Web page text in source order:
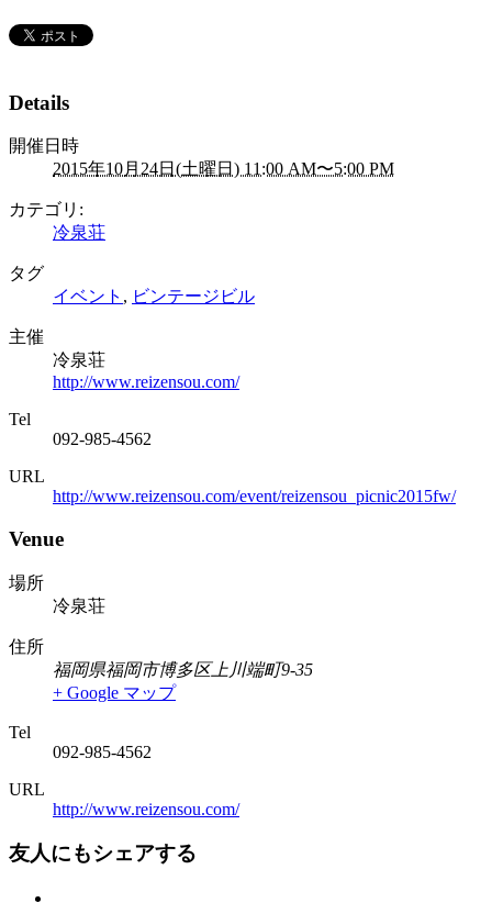
Details
開催日時
2015年10月24日(土曜日) 11:00 AM〜5:00 PM
カテゴリ:
冷泉荘
タグ
イベント , ビンテージビル
主催
冷泉荘
http://www.reizensou.com/
Tel
092-985-4562
URL
http://www.reizensou.com/event/reizensou_picnic2015fw/
Venue
場所
冷泉荘
住所
福岡県福岡市博多区上川端町9-35
+ Google マップ
Tel
092-985-4562
URL
http://www.reizensou.com/
友人にもシェアする